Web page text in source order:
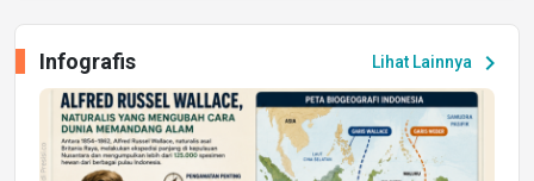
Peluang Kerja dan Magang
Jumat, 17 Jul 2026 22:30
DAERAH
Astra Motor Kalimantan Timur 2 Dukung
Lihat Lainnya chevron_right
Infografis